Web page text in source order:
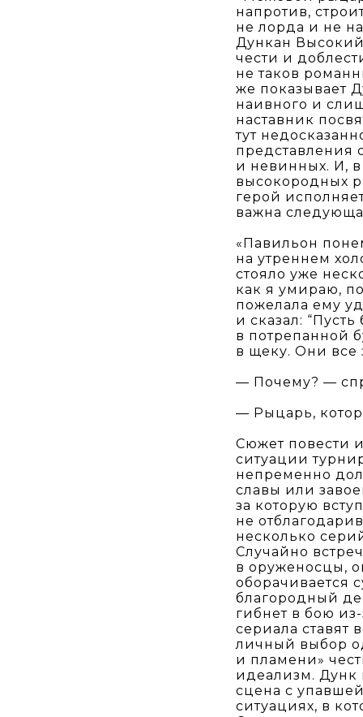
напротив,
не лорда и не
Дункан
чести и
не таков
же показывает
наивного и
наставник
тут
представления
и невинных. И,
высокородных
герой
важна
«Павильон
на утреннем
стояло уже
как я умираю,
пожелала ему
и сказал:
в потрепанной
в щеку. Они все
— Почему? —
— Рыцарь,
Сюжет повести
ситуации
непременно
славы или
за которую
не
несколько
Случайно
в оруженосцы,
оборачивается
благородный
гибнет в бою
сериала ставят
личный выбор
и пламени»
идеализм. Дунк
сцена с
ситуациях, в